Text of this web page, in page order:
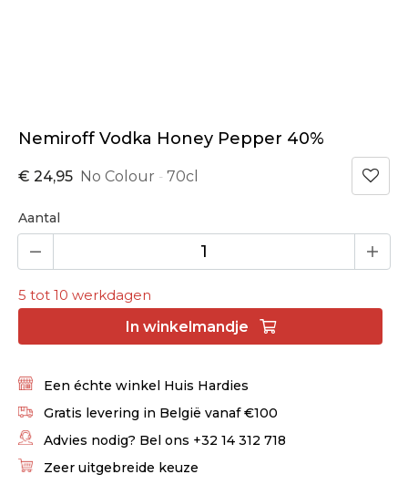
Nemiroff Vodka Honey Pepper 40%
€ 24,95 No Colour - 70cl
Aantal
5 tot 10 werkdagen
In winkelmandje
Een échte winkel Huis Hardies
Gratis levering in België vanaf €100
Advies nodig? Bel ons +32 14 312 718
Zeer uitgebreide keuze